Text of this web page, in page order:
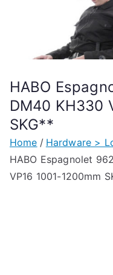
HABO
DM40 KH330
SKG**
Home
Hardware >
HABO Espagnolet
VP16 1001-1200mm